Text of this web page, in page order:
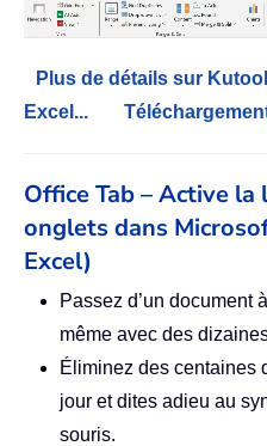
Plus de détails sur
Excel...
Office Tab – Active
onglets dans
Excel)
Passez d’un document
même avec des
Éliminez des centaines
jour et dites adieu au
souris.